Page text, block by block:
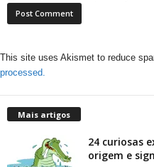
This site uses Akismet to reduce
processed.
Mais artigos
24 curiosas
origem e